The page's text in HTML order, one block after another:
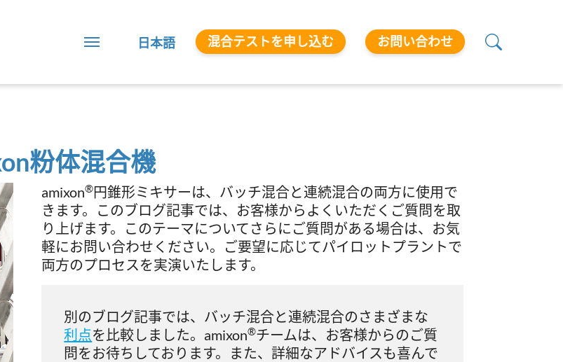
日本語 混合テストを申し込む お問い合わせ
粉体混合機
amixon®円錐形ミキサーは、バッチ混合と連続混合の両方に使用で
きます。このブログ記事では、お客様からよくいただくご質問を取
り上げます。このテーマについてさらにご質問がある場合は、お気
軽にお問い合わせください。ご要望に応じてパイロットプラントで
両方のプロセスを実演いたします。
別のブログ記事では、バッチ混合と連続混合のさまざまな
利点を比較しました。amixon®チームは、お客様からのご質
問をお待ちしております。また、詳細なアドバイスも喜んで